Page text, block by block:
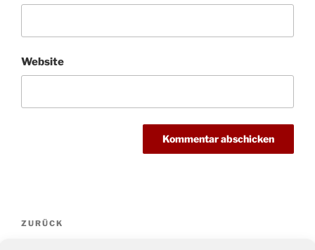
Website
Beitragsnavigation
Vorheriger
ZURÜCK